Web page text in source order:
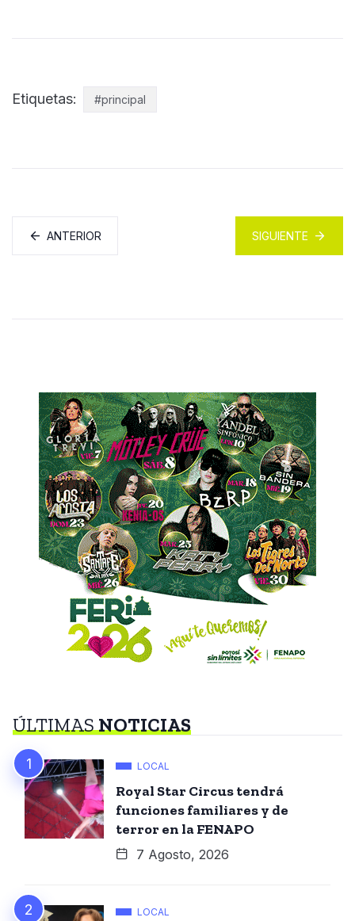
Etiquetas: #principal
ANTERIOR SIGUIENTE
ÚLTIMASNOTICIAS
LOCAL
Royal Star Circus tendrá
funciones familiares y de
terror en la FENAPO
7 Agosto, 2026
LOCAL